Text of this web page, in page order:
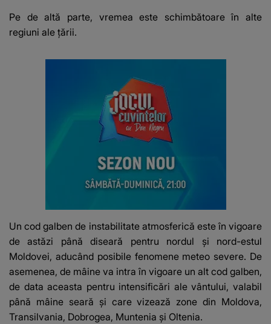
Pe de altă parte, vremea este schimbătoare în alte
regiuni ale țării.
Un cod galben de instabilitate atmosferică este în vigoare
de astăzi până diseară pentru nordul și nord-estul
Moldovei, aducând posibile fenomene meteo severe. De
asemenea, de mâine va intra în vigoare un alt cod galben,
de data aceasta pentru intensificări ale vântului, valabil
până mâine seară și care vizează zone din Moldova,
Transilvania, Dobrogea, Muntenia și Oltenia.